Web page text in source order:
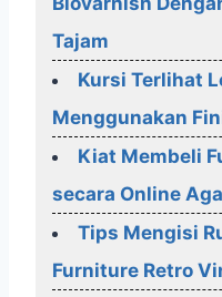
Tajam
Kursi Terlihat
Menggunakan
Kiat Membeli
secara Online
Tips Mengisi
Furniture Retro